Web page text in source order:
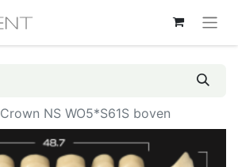
Crown NS WO5*S61S boven